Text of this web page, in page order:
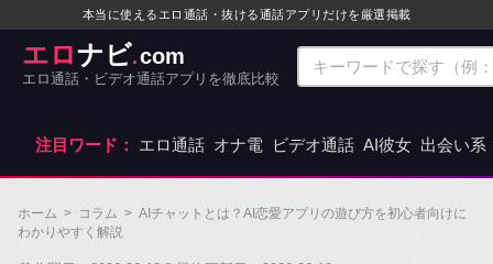
本当に使えるエロ通話・抜ける通話アプリだけを厳選掲載
エロナビ.com
エロ通話・ビデオ通話アプリを徹底比較
注目ワード： エロ通話 オナ電 ビデオ通話 AI彼女 出会い系
ホーム > コラム > AIチャットとは？AI恋愛アプリの遊び方を初心者向けに
わかりやすく解説